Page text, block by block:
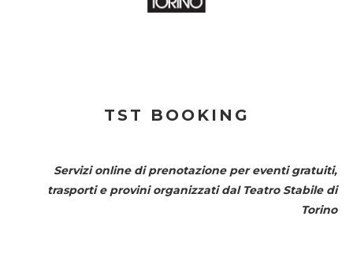
TST BOOKING
Servizi online di prenotazione per eventi gratuiti,
trasporti e provini organizzati dal Teatro Stabile di
Torino